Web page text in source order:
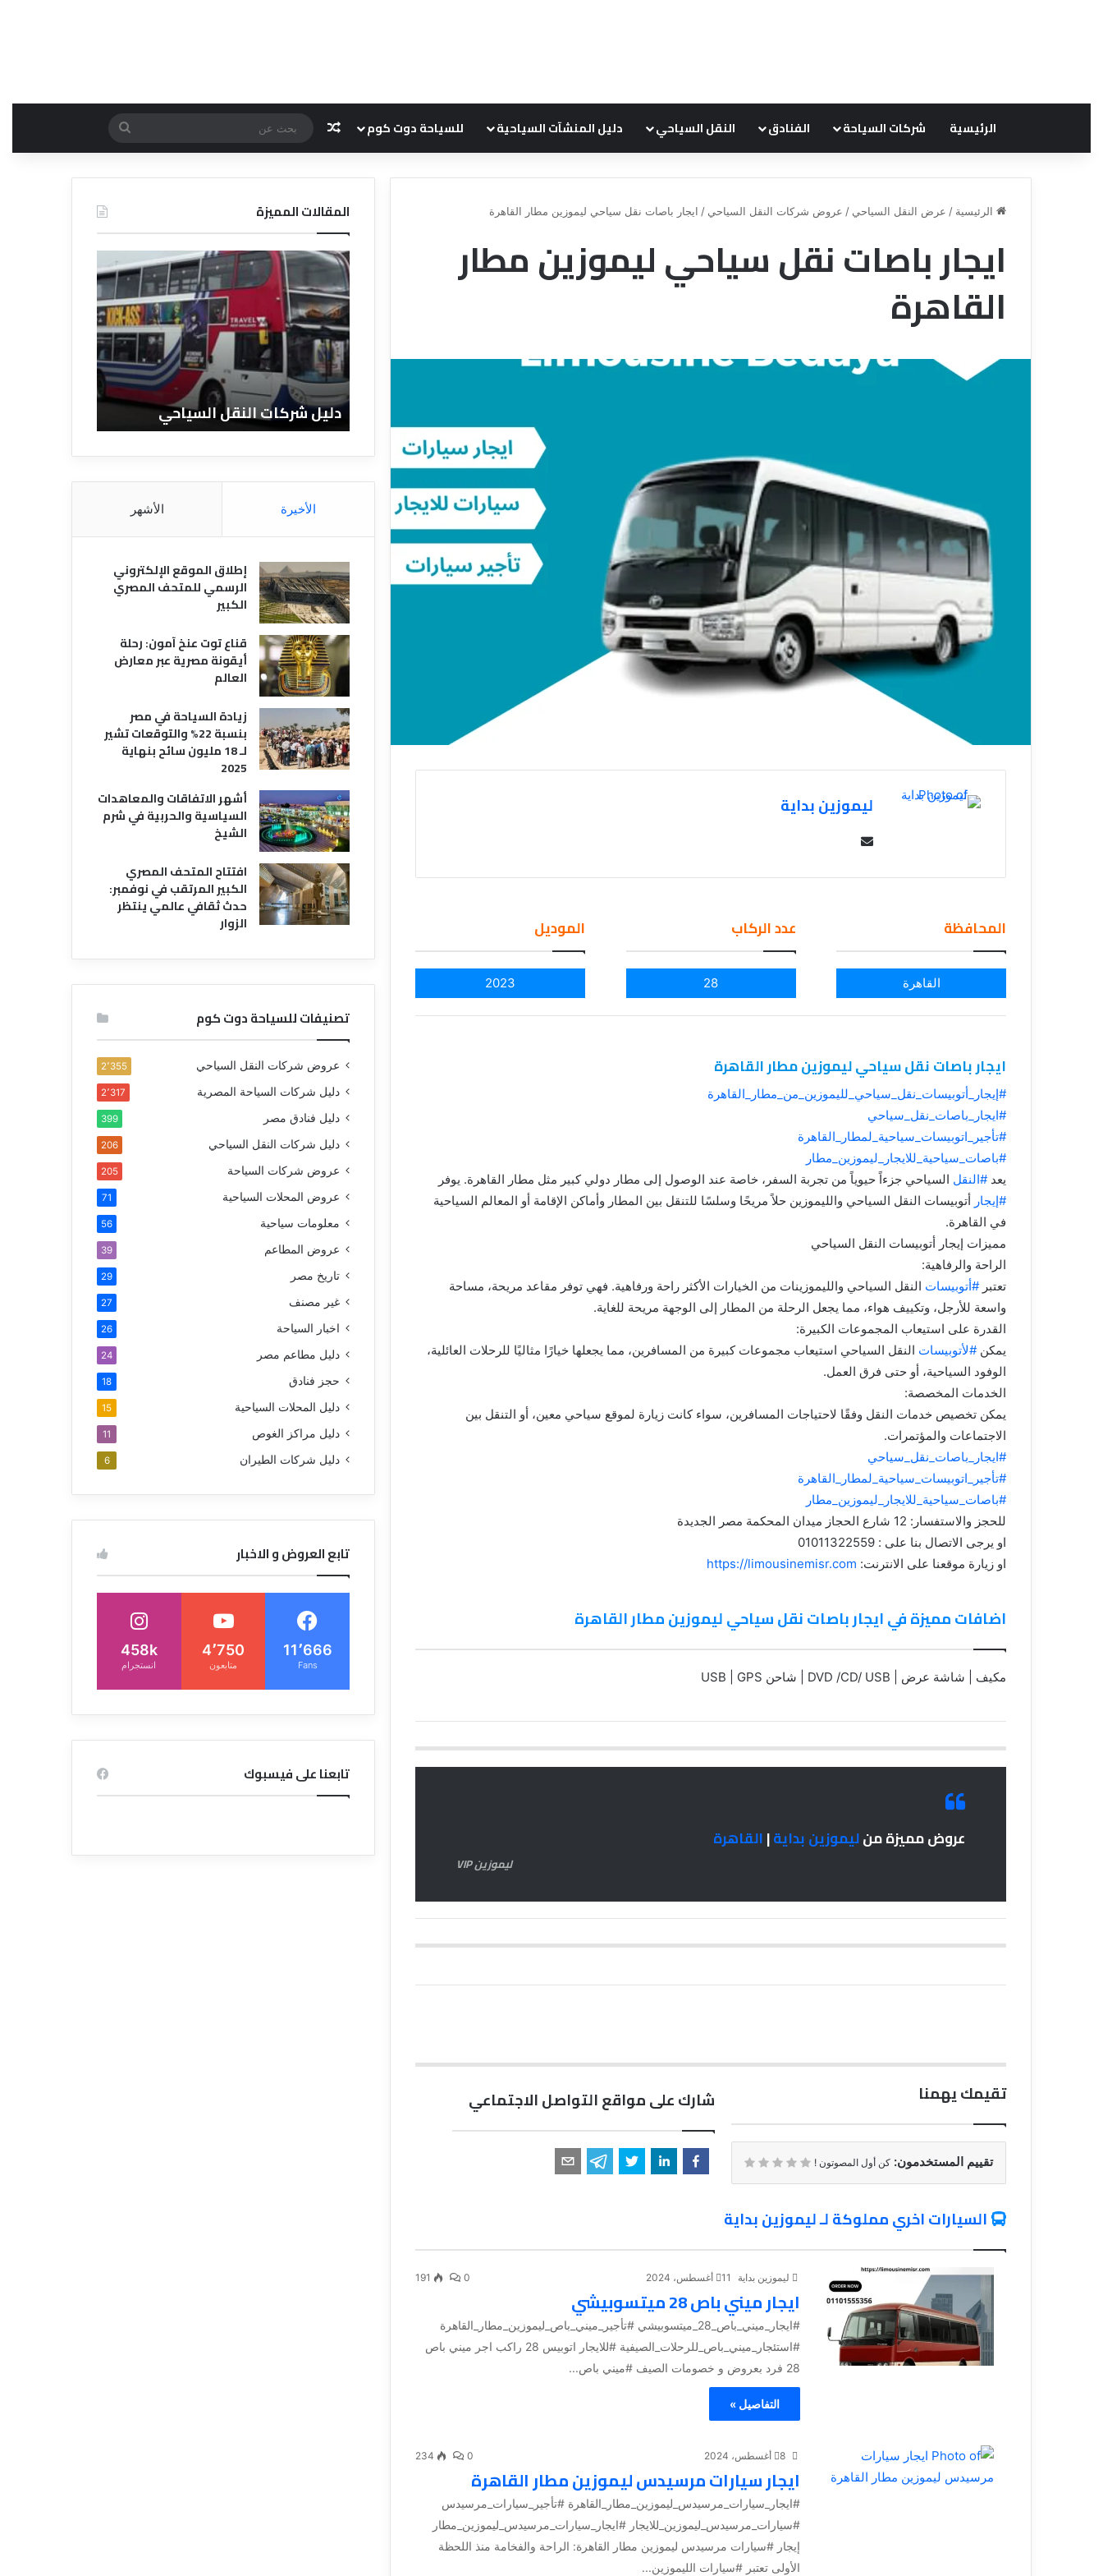
الرئيسية شركات السياحة الفنادق النقل السياحي دليل المنشآت السياحية للسياحة دوت كوم مقال عشوائي
عن
الرئيسية / عرض النقل السياحي / عروض شركات النقل السياحي / ايجار باصات نقل سياحي ليموزين مطار القاهرة
ايجار باصات نقل سياحي ليموزين مطار
القاهرة
ليموزين بداية
المحافظة
القاهرة
عدد الركاب
28
الموديل
2023
ايجار باصات نقل سياحي ليموزين مطار القاهرة
#إيجار_أتوبيسات_نقل_سياحي_لليموزين_من_مطار_القاهرة
#ايجار_باصات_نقل_سياحي
#تأجير_اتوبيسات_سياحية_لمطار_القاهرة
#باصات_سياحية_للايجار_ليموزين_مطار
يعد#النقل السياحي جزءاً حيوياً من تجربة السفر، خاصة عند الوصول إلى مطار دولي كبير مثل مطار القاهرة. يوفر
#إيجار أتوبيسات النقل السياحي والليموزين حلاً مريحًا وسلسًا للتنقل بين المطار وأماكن الإقامة أو المعالم السياحية
في القاهرة.
مميزات إيجار أتوبيسات النقل السياحي
الراحة والرفاهية:
تعتبر#أتوبيسات النقل السياحي والليموزينات من الخيارات الأكثر راحة ورفاهية. فهي توفر مقاعد مريحة، مساحة
واسعة للأرجل، وتكييف هواء، مما يجعل الرحلة من المطار إلى الوجهة مريحة للغاية.
القدرة على استيعاب المجموعات الكبيرة:
يمكن#لأتوبيسات النقل السياحي استيعاب مجموعات كبيرة من المسافرين، مما يجعلها خيارًا مثاليًا للرحلات العائلية،
الوفود السياحية، أو حتى فرق العمل.
الخدمات المخصصة:
يمكن تخصيص خدمات النقل وفقًا لاحتياجات المسافرين، سواء كانت زيارة لموقع سياحي معين، أو التنقل بين
الاجتماعات والمؤتمرات.
#ايجار_باصات_نقل_سياحي
#تأجير_اتوبيسات_سياحية_لمطار_القاهرة
#باصات_سياحية_للايجار_ليموزين_مطار
للحجز والاستفسار: 12 شارع الحجاز ميدان المحكمة مصر الجديدة
او يرجى الاتصال بنا على : 01011322559
او زيارة موقعنا على الانترنت: https://limousinemisr.com
اضافات مميزة في ايجار باصات نقل سياحي ليموزين مطار القاهرة
مكيف | شاشة عرض | DVD /CD/ USB | شاحن USB | GPS
عروض مميزة منليموزين بداية|القاهرة
ليموزين VIP
تقيمك يهمنا
تقييم المستخدمون: كن أول المصوتون !
شارك على مواقع التواصل الاجتماعي
السيارات اخري مملوكة لـ ليموزين بداية
ليموزين بداية 11 أغسطس، 2024 0
191
ايجار ميني باص 28 ميتسوبيشي
#ايجار_ميني_باص_28_ميتسوبيشي #تأجير_ميني_باص_ليموزين_مطار_القاهرة
#استئجار_ميني_باص_للرحلات_الصيفية #للايجار اتوبيس 28 راكب اجر ميني باص
28 فرد بعروض و خصومات الصيف #ميني باص...
التفاصيل »
8 أغسطس، 2024 0
234
ايجار سيارات مرسيدس ليموزين مطار القاهرة
#ايجار_سيارات_مرسيدس_ليموزين_مطار_القاهرة #تأجير_سيارات_مرسيدس
#سيارات_مرسيدس_ليموزين_للايجار #ايجار_سيارات_مرسيدس_ليموزين_مطار
إيجار #سيارات مرسيدس ليموزين مطار القاهرة: الراحة والفخامة منذ اللحظة
الأولى تعتبر #سيارات الليموزين...
المقالات المميزة
ق
ن
س
ت
ك
م
ع
ر
ض
ل
ف
ع
ر
ك
ي
د
ل
ي
ل
ش
ر
ا
ت
ل
ل
س
ح
ي
دليل شركات النقل السياحي
م
ي
الأخيرة الأشهر
إطلاق الموقع الإلكتروني
الرسمي للمتحف المصري
الكبير
قناع توت عنخ آمون: رحلة
أيقونة مصرية عبر معارض
العالم
زيادة السياحة في مصر
بنسبة 22% والتوقعات تشير
لـ 18 مليون سائح بنهاية
2025
أشهر الاتفاقات والمعاهدات
السياسية والحربية في شرم
الشيخ
افتتاح المتحف المصري
الكبير المرتقب في نوفمبر:
حدث ثقافي عالمي ينتظر
الزوار
تصنيفات للسياحة دوت كوم
عروض شركات النقل السياحي 2٬355
دليل شركات السياحة المصرية 2٬317
دليل فنادق مصر 399
دليل شركات النقل السياحي 206
عروض شركات السياحة 205
عروض المحلات السياحية 71
معلومات سياحية 56
عروض المطاعم 39
تاريخ مصر 29
غير مصنف 27
اخبار السياحة 26
دليل مطاعم مصر 24
حجز فنادق 18
دليل المحلات السياحية 15
دليل مراكز الغوص 11
دليل شركات الطيران 6
تابع العروض و الاخبار
11٬666
Fans
4٬750
متابعون
458k
انستجرام
تابعنا على فيسبوك